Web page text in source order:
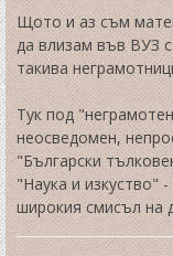
Щото и аз съм
да влизам във ВУЗ
такива
Тук под
неосведомен,
"Български
"Наука и изкуство"
широкия смисъл на